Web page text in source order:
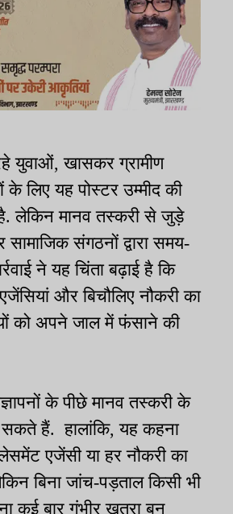
युवाओं, खासकर ग्रामीण
के लिए यह पोस्टर उम्मीद की
लेकिन मानव तस्करी से जुड़े
संगठनों द्वारा समय-
ने यह चिंता बढ़ाई है कि
और बिचौलिए नौकरी का
को अपने जाल में फंसाने की
के पीछे मानव तस्करी के
सकते हैं. हालांकि, यह कहना
एजेंसी या हर नौकरी का
बिना जांच-पड़ताल किसी भी
कई बार गंभीर खतरा बन